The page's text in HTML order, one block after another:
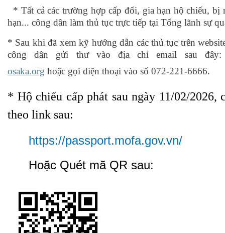
* Tất cả các trường hợp cấp đổi, gia hạn hộ chiếu, bị
hạn... công dân làm thủ tục trực tiếp tại Tổng lãnh sự
* Sau khi đã xem kỹ hướng dẫn các thủ tục trên
công dân gửi thư vào địa chỉ email sau
osaka.org hoặc gọi điện thoại vào số 072-221-6666.
* Hộ chiếu cấp phát sau ngày 11/02/2026,
theo link sau:
https://passport.mofa.gov.vn/
Hoặc Quét mã QR sau: